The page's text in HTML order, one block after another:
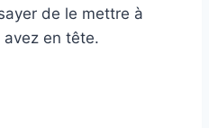
de le mettre à
avez en tête.